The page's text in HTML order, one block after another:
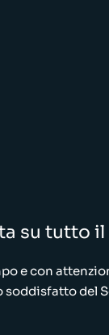
su tutto
e con
del